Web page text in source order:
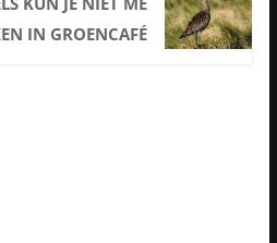
IN GROENCAFÉ